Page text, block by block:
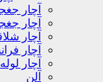
آچار
آچار
آچار
آچار
آچار لوله
آلن